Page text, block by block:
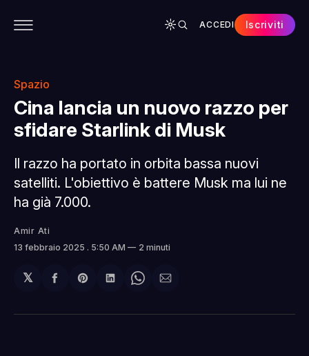
ACCEDI Iscriviti
Spazio
Cina lancia un nuovo razzo per
sfidare Starlink di Musk
Il razzo ha portato in orbita bassa nuovi
satelliti. L'obiettivo è battere Musk ma lui ne
ha già 7.000.
Amir Ati
13 febbraio 2025 . 5:50 AM 2 minuti
𝕏
Condividi
Facebook
Share
Pinterest
Condividi
LinkedIn
Share
WhatsApp
Condividi
email